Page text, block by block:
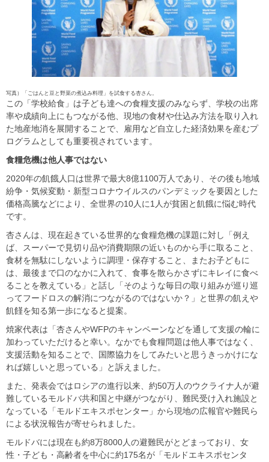
写真）「ごはんと豆と野菜の煮込み料理」を試食する杏さん。
この「学校給食」は子ども達への食糧支援のみならず、学校の出席
率や成績向上にもつながる他、現地の食材や仕込み方法を取り入れ
た地産地消を展開することで、雇用など自立した経済効果を産むプ
ログラムとしても重要視されています。
食糧危機は他人事ではない
2020年の飢餓人口は世界で最大8億1100万人であり、その後も地域
紛争・気候変動・新型コロナウイルスのパンデミックを要因とした
価格高騰などにより、全世界の10人に1人が貧困と飢餓に悩む時代
です。
杏さんは、現在起きている世界的な食糧危機の課題に対し「例え
ば、スーパーで見切り品や消費期限の近いものから手に取ること、
食材を無駄にしないように調理・保存すること、またお子どもに
は、最後まで口のなかに入れて、食事を散らかさずにキレイに食べ
ることを教えている」と話し「そのような毎日の取り組みが巡り巡
ってフードロスの解消につながるのではないか？」と世界の飢えや
飢饉を知る第一歩になると提案。
焼家代表は「杏さんやWFPのキャンペーンなどを通して支援の輪に
加わっていただけると幸い。なかでも食糧問題は他人事ではなく、
支援活動を知ることで、国際協力をしてみたいと思うきっかけにな
れば嬉しいと思っている」と訴えました。
また、発表会ではロシアの進行以来、約50万人のウクライナ人が避
難しているモルドバ共和国と中継がつながり、難民受け入れ施設と
なっている「モルドエキスポセンター」から現地の広報官や難民ら
による状況報告が寄せられました。
モルドバには現在も約8万8000人の避難民がとどまっており、女
性・子ども・高齢者を中心に約175名が「モルドエキスポセンタ